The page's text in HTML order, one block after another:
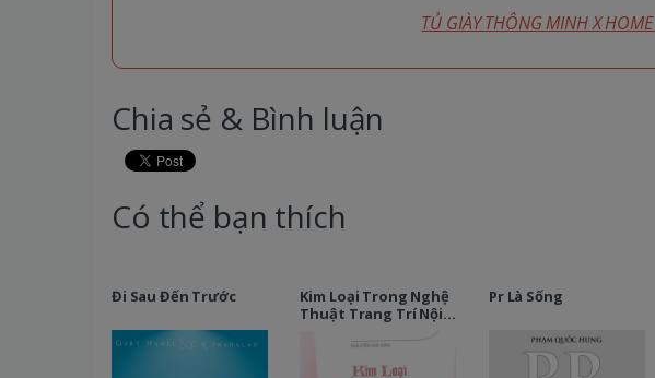
TỦ GIÀY THÔNG MINH X
Chia sẻ & Bình luận
Có thể bạn thích
Đi Sau Đến Trước
Kim Loại Trong Nghệ
Thuật Trang Trí Nội
Cầu Thang, Tường
Rào, Lan Can
Pr Là Sống